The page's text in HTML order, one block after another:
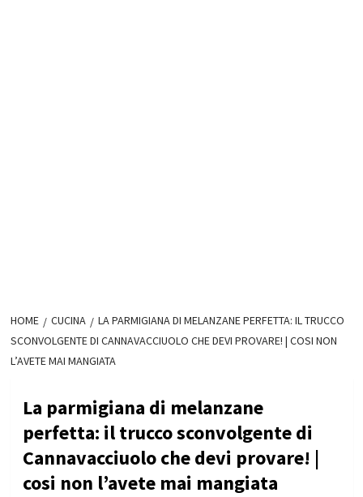
HOME CUCINA
LA PARMIGIANA DI MELANZANE PERFETTA: IL TRUCCO
SCONVOLGENTE DI CANNAVACCIUOLO CHE DEVI PROVARE! | COSI NON
L’AVETE MAI MANGIATA
La parmigiana di melanzane
perfetta: il trucco sconvolgente di
Cannavacciuolo che devi provare! |
cosi non l’avete mai mangiata